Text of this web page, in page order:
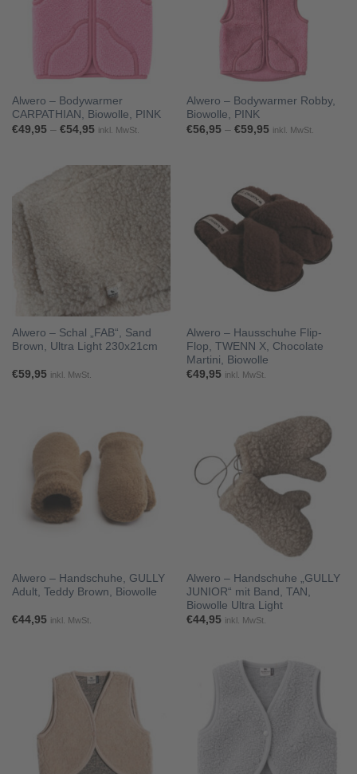
Alwero – Bodywarmer
CARPATHIAN, Biowolle, PINK
€49,95 – €54,95Preisspanne:
inkl. MwSt.
Alwero – Bodywarmer Robby,
Biowolle, PINK
€56,95 – €59,95Preisspanne:
inkl. MwSt.
Alwero – Schal „FAB“, Sand
Brown, Ultra Light 230x21cm
€59,95 inkl. MwSt.
Alwero – Hausschuhe Flip-
Flop, TWENN X, Chocolate
Martini, Biowolle
€49,95 inkl. MwSt.
Alwero – Handschuhe, GULLY
Adult, Teddy Brown, Biowolle
€44,95 inkl. MwSt.
Alwero – Handschuhe „GULLY
JUNIOR“ mit Band, TAN,
Biowolle Ultra Light
€44,95 inkl. MwSt.